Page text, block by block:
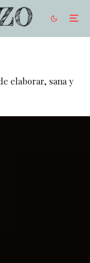
elaborar, sana y